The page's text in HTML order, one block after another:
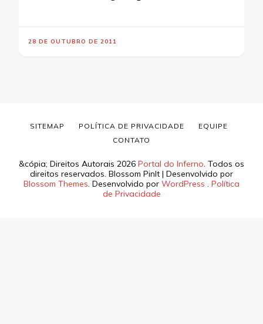
28 DE OUTUBRO DE 2011
&cópia; Direitos Autorais 2026 Portal do Inferno. Todos os
direitos reservados. Blossom PinIt | Desenvolvido por
Blossom Themes. Desenvolvido por WordPress . Política
de Privacidade
SITEMAP POLÍTICA DE PRIVACIDADE
EQUIPE
CONTATO